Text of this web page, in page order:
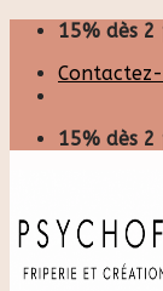
Skip
content
15% dès
15% dès